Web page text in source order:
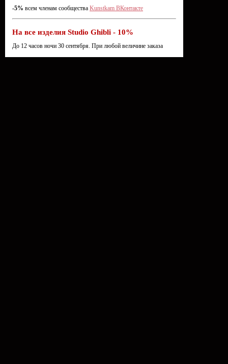
-5% всем членам сообщества Kunstkam ВКонтакте
На все изделия Studio Ghibli - 10%
До 12 часов ночи 30 сентября. При любой величине заказа